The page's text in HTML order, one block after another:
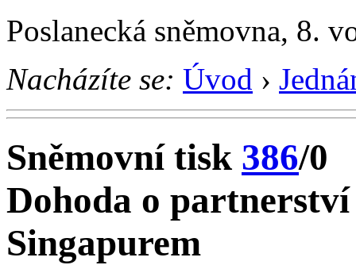
Poslanecká sněmovna, 8.
Nacházíte se: Úvod ›
Sněmovní tisk 386/0
Dohoda o
Singapurem